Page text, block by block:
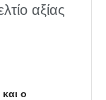
αξίας
ο